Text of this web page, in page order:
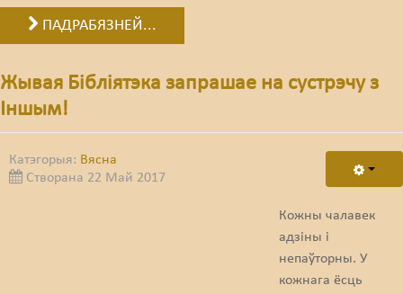
ПАДРАБЯЗНЕЙ...
Жывая Бібліятэка запрашае на сустрэчу з
Іншым!
Катэгорыя: Вясна
Створана 22 Май 2017
Кожны чалавек
адзіны і
непаўторны. У
кожнага ёсць